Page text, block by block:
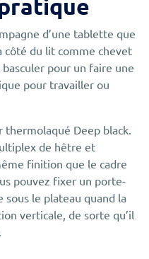
d’une tablette que
côté du lit comme chevet
pour un faire une
pour travailler ou
thermolaqué Deep black.
de hêtre et
finition que le cadre
pouvez fixer un porte-
sous le plateau quand la
verticale, de sorte qu’il